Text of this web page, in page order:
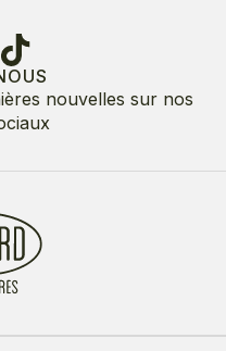
nouvelles sur nos